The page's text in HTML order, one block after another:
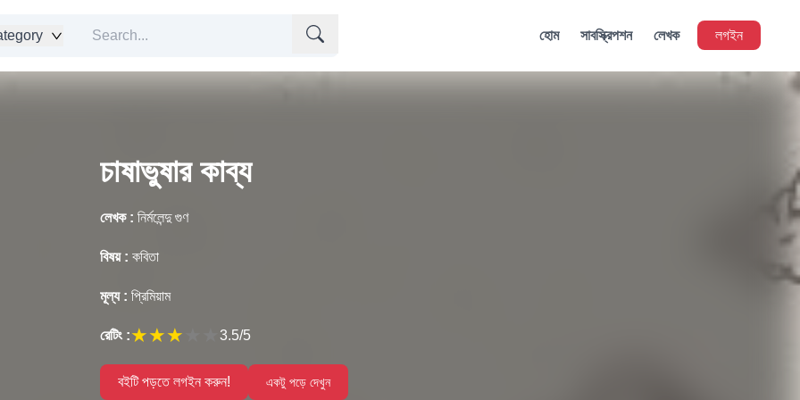
হোম সাবস্ক্রিপশন লেখক লগইন
চাষাভুষার কাব্য
লেখক : নির্মলেন্দু গুণ
বিষয় : কবিতা
মূল্য : প্রিমিয়াম
রেটিং :★★★ 3.5/5
বইটি পড়তে লগইন করুন! একটু পড়ে দেখুন